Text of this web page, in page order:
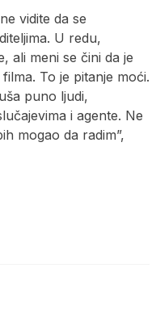
vidite da se
U redu,
ali meni se čini da je
To je pitanje moći.
puno ljudi,
i agente. Ne
mogao da radim”,